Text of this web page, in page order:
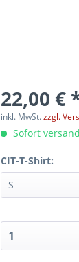
22,00 €
inkl. MwSt.zzgl.
Sofort
CIT-T-Shirt: